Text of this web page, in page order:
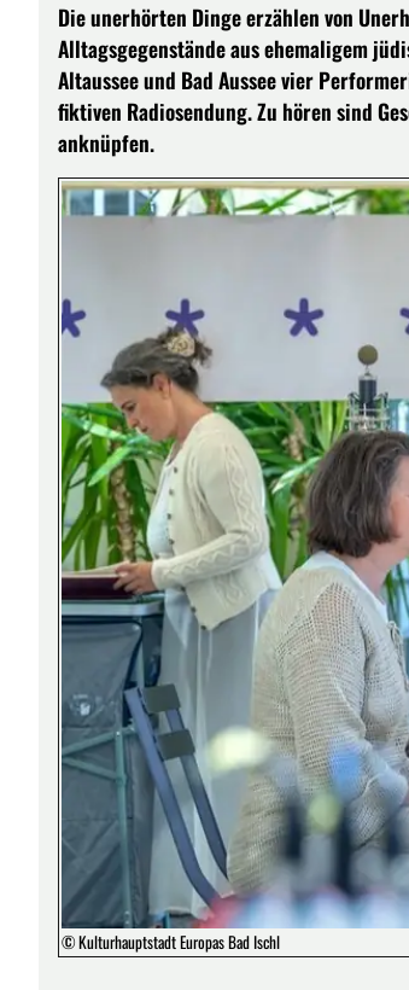
Die unerhörten Dinge erzählen von
Alltagsgegenstände aus ehemaligem
Altaussee und Bad Aussee vier
fiktiven Radiosendung. Zu hören sind
anknüpfen.
© Kulturhauptstadt Europas Bad Ischl